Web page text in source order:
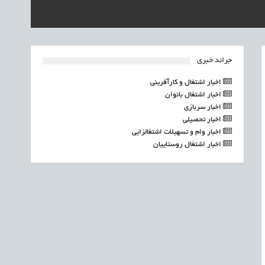
جرائد خبری
اخبار اشتغال و کارآفرینی
اخبار اشتغال بانوان
اخبار سربازی
اخبار تحصیلی
اخبار وام و تسهیلات اشتغالزایی
اخبار اشتغال روستاییان